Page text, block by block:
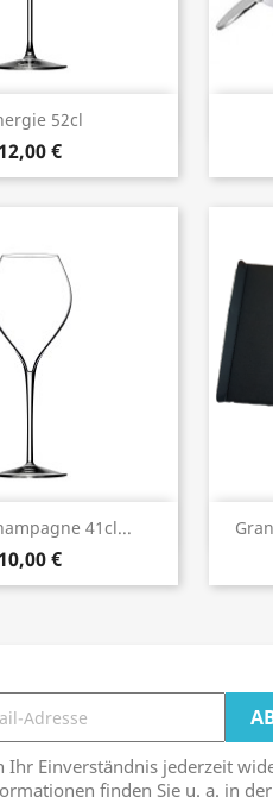
52cl
12,00 €
Vorschau
41cl...
10,00 €
Vorschau
Ihr Einverständnis jederzeit
finden Sie u. a. in der